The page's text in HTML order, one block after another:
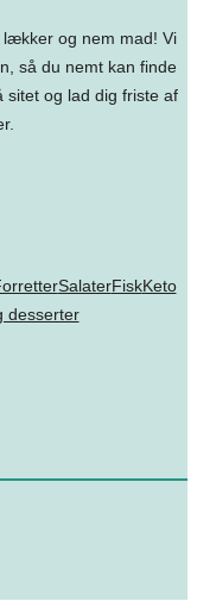
og nem mad! Vi
så du nemt kan finde
sitet og lad dig friste af
SalaterFiskKeto
desserter